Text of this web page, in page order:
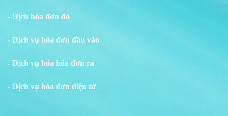
- Dịch hóa đơn đỏ
- Dịch vụ hóa đơn đầu vào
- Dịch vụ hóa hóa đơn ra
- Dịch vụ hóa đơn điện tử